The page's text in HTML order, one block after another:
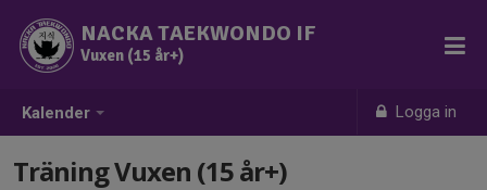
Kalender Logga in
NACKA TAEKWONDO IF
Vuxen (15 år+)
Träning Vuxen (15 år+)